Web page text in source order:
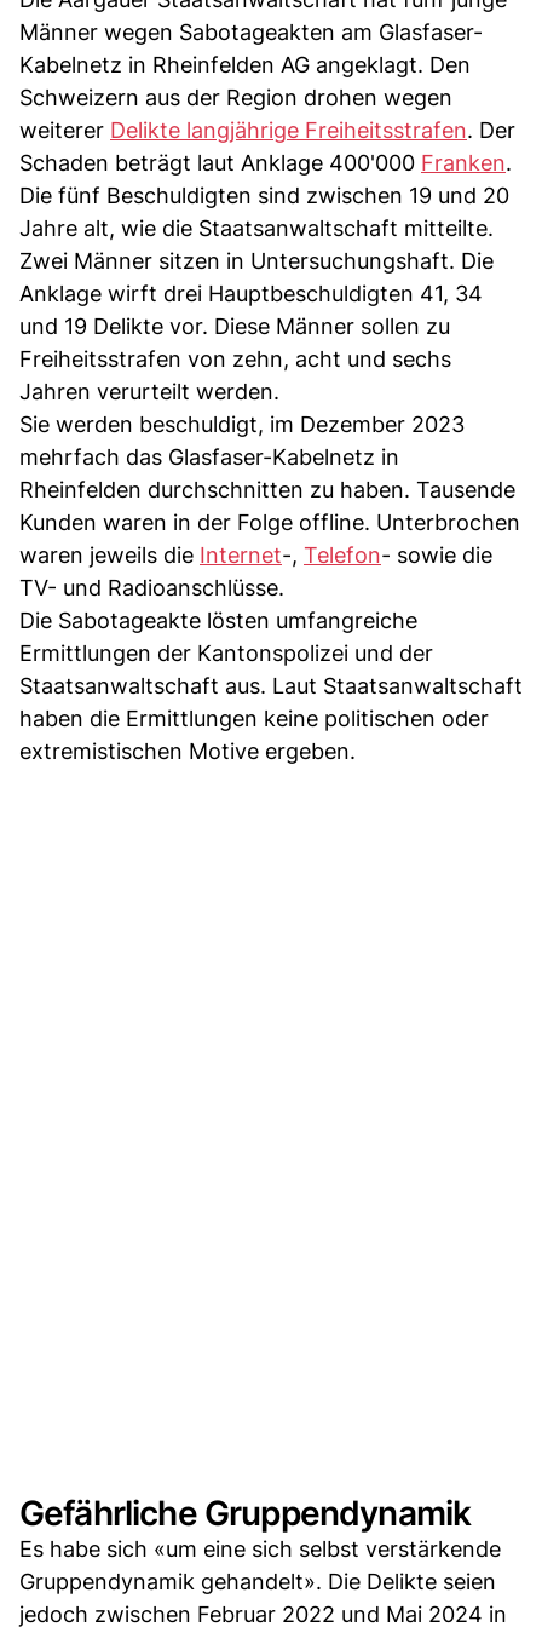
Männer wegen Sabotageakten am Glasfaser-
Kabelnetz in Rheinfelden AG angeklagt. Den
Schweizern aus der Region drohen wegen
weiterer Delikte langjährige Freiheitsstrafen. Der
Schaden beträgt laut Anklage 400'000 Franken.
Die fünf Beschuldigten sind zwischen 19 und 20
Jahre alt, wie die Staatsanwaltschaft mitteilte.
Zwei Männer sitzen in Untersuchungshaft. Die
Anklage wirft drei Hauptbeschuldigten 41, 34
und 19 Delikte vor. Diese Männer sollen zu
Freiheitsstrafen von zehn, acht und sechs
Jahren verurteilt werden.
Sie werden beschuldigt, im Dezember 2023
mehrfach das Glasfaser-Kabelnetz in
Rheinfelden durchschnitten zu haben. Tausende
Kunden waren in der Folge offline. Unterbrochen
waren jeweils die Internet-, Telefon- sowie die
TV- und Radioanschlüsse.
Die Sabotageakte lösten umfangreiche
Ermittlungen der Kantonspolizei und der
Staatsanwaltschaft aus. Laut Staatsanwaltschaft
haben die Ermittlungen keine politischen oder
extremistischen Motive ergeben.
Gefährliche Gruppendynamik
Es habe sich «um eine sich selbst verstärkende
Gruppendynamik gehandelt». Die Delikte seien
jedoch zwischen Februar 2022 und Mai 2024 in